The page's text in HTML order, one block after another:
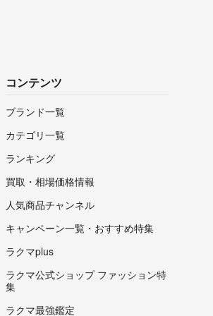
コンテンツ
ブランド一覧
カテゴリ一覧
ランキング
買取・相場価格情報
人気商品チャンネル
キャンペーン一覧・おすすめ特集
ラクマplus
ラクマ公式ショップ ファッション特
集
ラクマ最強鑑定